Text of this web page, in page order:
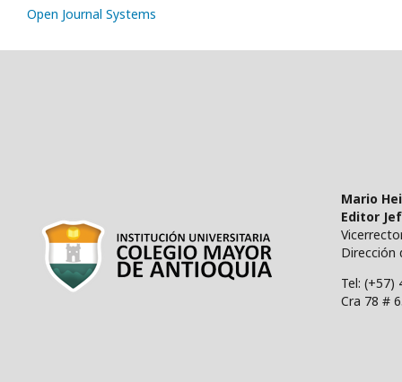
Open Journal Systems
Mario
Editor
Dirección
Tel: (+57)
Cra 78 #